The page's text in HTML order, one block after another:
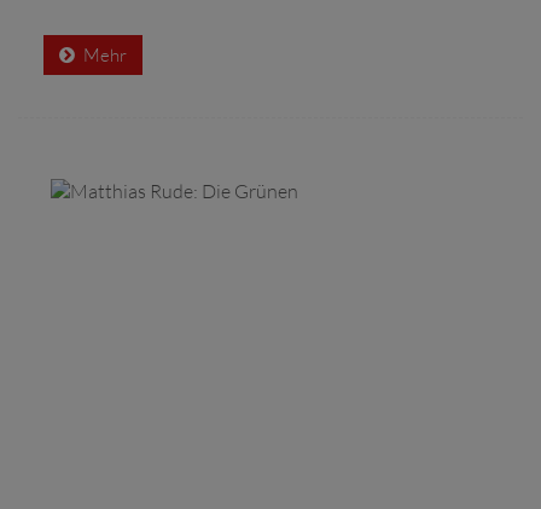
Mehr